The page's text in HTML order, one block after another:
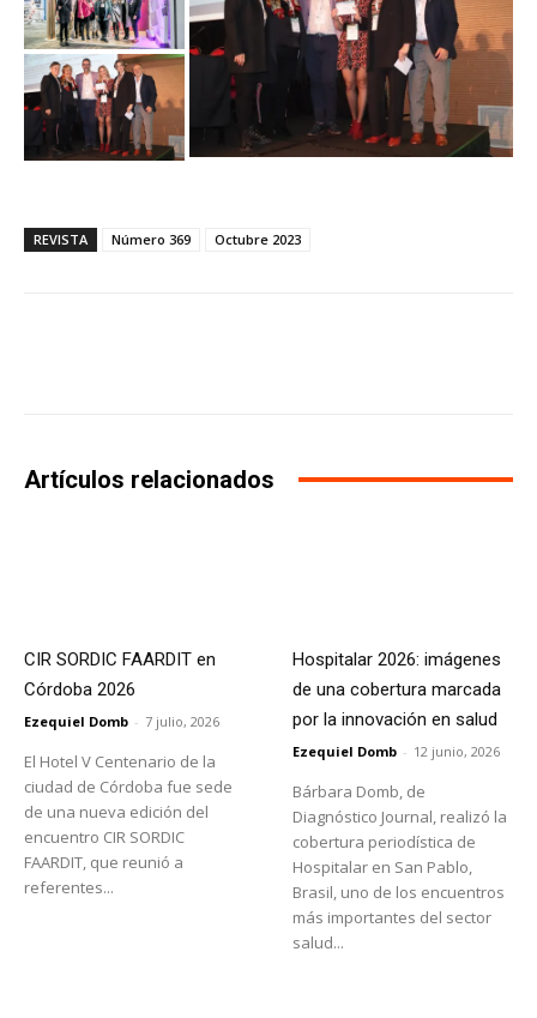
REVISTA Número 369 Octubre 2023
Artículos relacionados
CIR SORDIC FAARDIT en
Córdoba 2026
Ezequiel Domb - 7 julio, 2026
El Hotel V Centenario de la
ciudad de Córdoba fue sede
de una nueva edición del
encuentro CIR SORDIC
FAARDIT, que reunió a
referentes...
Hospitalar 2026: imágenes
de una cobertura marcada
por la innovación en salud
Ezequiel Domb - 12 junio, 2026
Bárbara Domb, de
Diagnóstico Journal, realizó la
cobertura periodística de
Hospitalar en San Pablo,
Brasil, uno de los encuentros
más importantes del sector
salud...